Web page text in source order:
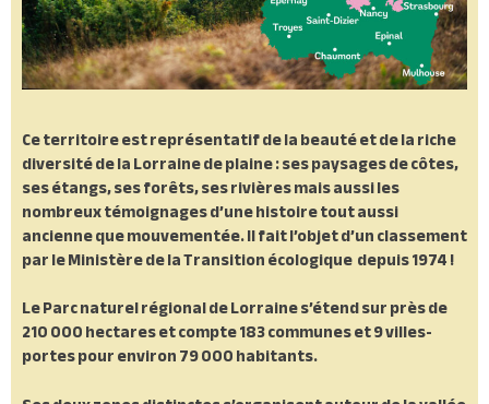
Ce territoire est représentatif de la beauté et de la riche
diversité de la Lorraine de plaine : ses paysages de côtes,
ses étangs, ses forêts, ses rivières mais aussi les
nombreux témoignages d’une histoire tout aussi
ancienne que mouvementée. Il fait l’objet d’un classement
par le Ministère de la Transition écologique depuis 1974 !
Le Parc naturel régional de Lorraine s’étend sur près de
210 000 hectares et compte 183 communes et 9 villes-
portes pour environ 79 000 habitants.